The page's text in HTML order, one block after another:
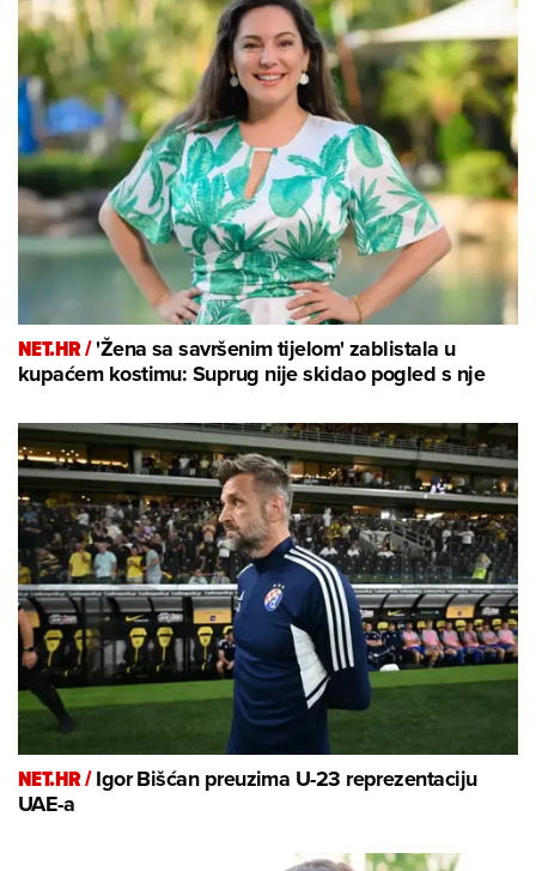
NET.HR /'Žena sa savršenim tijelom' zablistala u
kupaćem kostimu: Suprug nije skidao pogled s nje
NET.HR /Igor Bišćan preuzima U-23 reprezentaciju
UAE-a